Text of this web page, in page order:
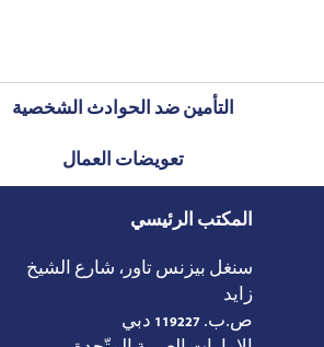
التأمين ضد الحوادث الشخصية
تعويضات العمال
المكتب الرئيسي
سنغل بيزنس تاور، شارع الشيخ
زايد
ص.ب. 119227 دبي